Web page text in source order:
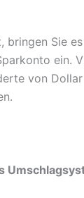
bringen Sie
ein.
von